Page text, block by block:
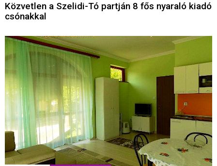
Közvetlen a Szelidi-Tó partján 8 fős nyaraló kiadó
csónakkal